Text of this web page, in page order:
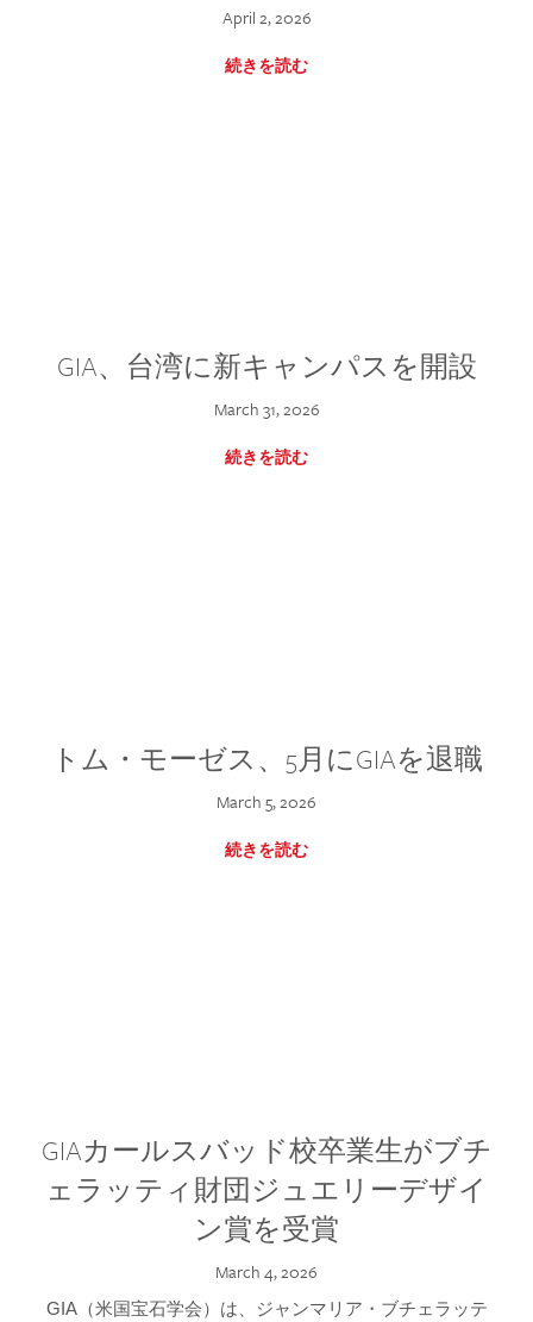
April 2, 2026
続きを読む
GIA、台湾に新キャンパスを開設
March 31, 2026
続きを読む
トム・モーゼス、5月にGIAを退職
March 5, 2026
続きを読む
GIAカールスバッド校卒業生がブチ
ェラッティ財団ジュエリーデザイ
ン賞を受賞
March 4, 2026
GIA（米国宝石学会）は、ジャンマリア・ブチェラッテ